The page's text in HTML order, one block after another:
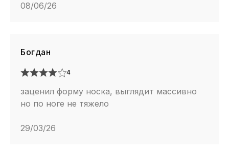
08/06/26
Богдан
4
заценил форму носка, выглядит массивно
но по ноге не тяжело
29/03/26